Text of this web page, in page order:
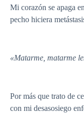
Mi corazón se apaga
pecho hiciera
«Matarme, matarme
Por más que trato de
con mi desasosiego